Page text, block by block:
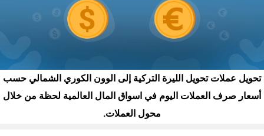
تحويل عملات تحويل الليرة التركية إلى الوون الكوري الشمالي حسب
أسعار صرف العملات اليوم في اسواق المال العالمية لحظة من خلال
محول العملات.